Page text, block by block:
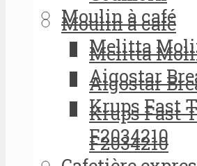
Moulin à café
Melitta
Aigostar
Krups Fast
F2034210
Moulin à café
Melitta
Aigostar
Krups Fast
F2034210